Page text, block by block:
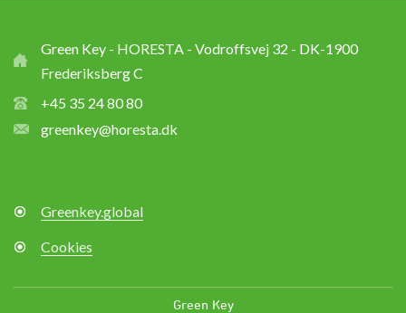
Green Key - HORESTA - Vodroffsvej 32 - DK-1900
Frederiksberg C
+45 35 24 80 80
greenkey@horesta.dk
Greenkey.global
Cookies
Green Key